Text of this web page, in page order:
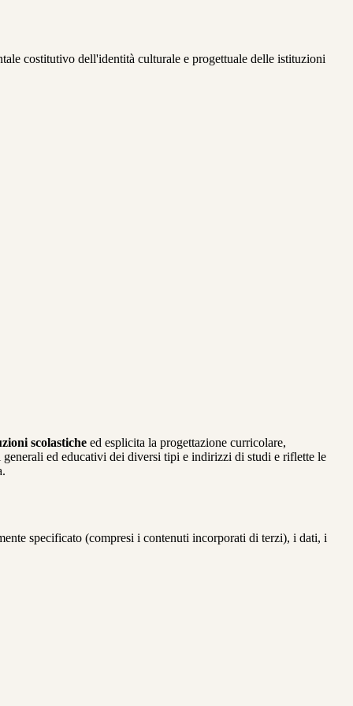
costitutivo dell'identità culturale e progettuale delle istituzioni
scolastiche ed esplicita la progettazione curricolare,
ed educativi dei diversi tipi e indirizzi di studi e riflette le
specificato (compresi i contenuti incorporati di terzi), i dati, i